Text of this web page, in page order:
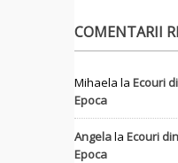
COMENTARII
Mihaela la Ecouri
Epoca
Angelala Ecouri
Epoca